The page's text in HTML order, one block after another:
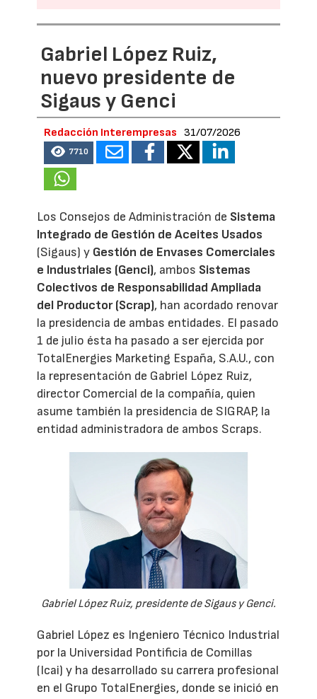
Gabriel López Ruiz,
nuevo presidente de
Sigaus y Genci
Redacción Interempresas 31/07/2026
7710
Los Consejos de Administración de Sistema
Integrado de Gestión de Aceites Usados
(Sigaus) y Gestión de Envases Comerciales
e Industriales (Genci), ambos Sistemas
Colectivos de Responsabilidad Ampliada
del Productor (Scrap), han acordado renovar
la presidencia de ambas entidades. El pasado
1 de julio ésta ha pasado a ser ejercida por
TotalEnergies Marketing España, S.A.U., con
la representación de Gabriel López Ruiz,
director Comercial de la compañía, quien
asume también la presidencia de SIGRAP, la
entidad administradora de ambos Scraps.
Gabriel López Ruiz, presidente de Sigaus y Genci.
Gabriel López es Ingeniero Técnico Industrial
por la Universidad Pontificia de Comillas
(Icai) y ha desarrollado su carrera profesional
en el Grupo TotalEnergies, donde se inició en